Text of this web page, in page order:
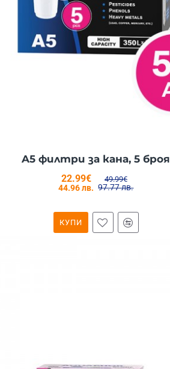
A5 филтри за кана, 5 броя
22.99€
44.96 лв.
49.99€
97.77 лв.
КУПИ